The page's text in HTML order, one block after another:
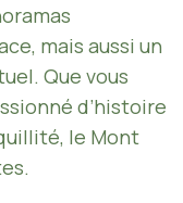
mais aussi un
Que vous
d’histoire
le Mont